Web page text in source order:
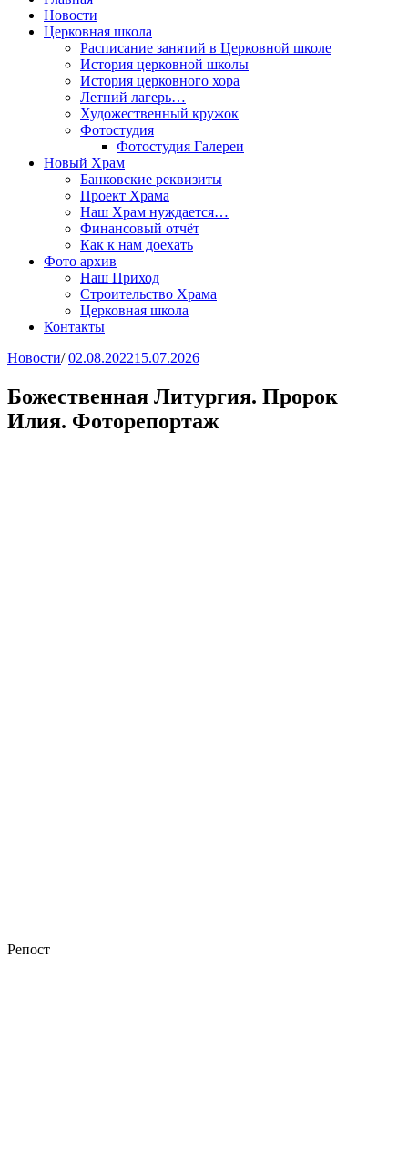
Новости
Церковная школа
Расписание занятий в Церковной школе
История церковной школы
История церковного хора
Летний лагерь…
Художественный кружок
Фотостудия
Фотостудия Галереи
Новый Храм
Банковские реквизиты
Проект Храма
Наш Храм нуждается…
Финансовый отчёт
Как к нам доехать
Фото архив
Наш Приход
Строительство Храма
Церковная школа
Контакты
Новости/ 02.08.202215.07.2026
Божественная Литургия. Пророк
Илия. Фоторепортаж
Репост